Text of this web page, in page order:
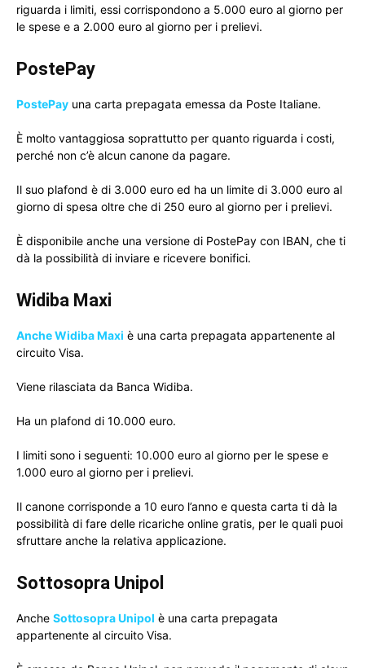
riguarda i limiti, essi corrispondono a 5.000 euro al giorno per
le spese e a 2.000 euro al giorno per i prelievi.
PostePay
PostePay una carta prepagata emessa da Poste Italiane.
È molto vantaggiosa soprattutto per quanto riguarda i costi,
perché non c’è alcun canone da pagare.
Il suo plafond è di 3.000 euro ed ha un limite di 3.000 euro al
giorno di spesa oltre che di 250 euro al giorno per i prelievi.
È disponibile anche una versione di PostePay con IBAN, che ti
dà la possibilità di inviare e ricevere bonifici.
Widiba Maxi
Anche Widiba Maxi è una carta prepagata appartenente al
circuito Visa.
Viene rilasciata da Banca Widiba.
Ha un plafond di 10.000 euro.
I limiti sono i seguenti: 10.000 euro al giorno per le spese e
1.000 euro al giorno per i prelievi.
Il canone corrisponde a 10 euro l’anno e questa carta ti dà la
possibilità di fare delle ricariche online gratis, per le quali puoi
sfruttare anche la relativa applicazione.
Sottosopra Unipol
Anche Sottosopra Unipol è una carta prepagata
appartenente al circuito Visa.